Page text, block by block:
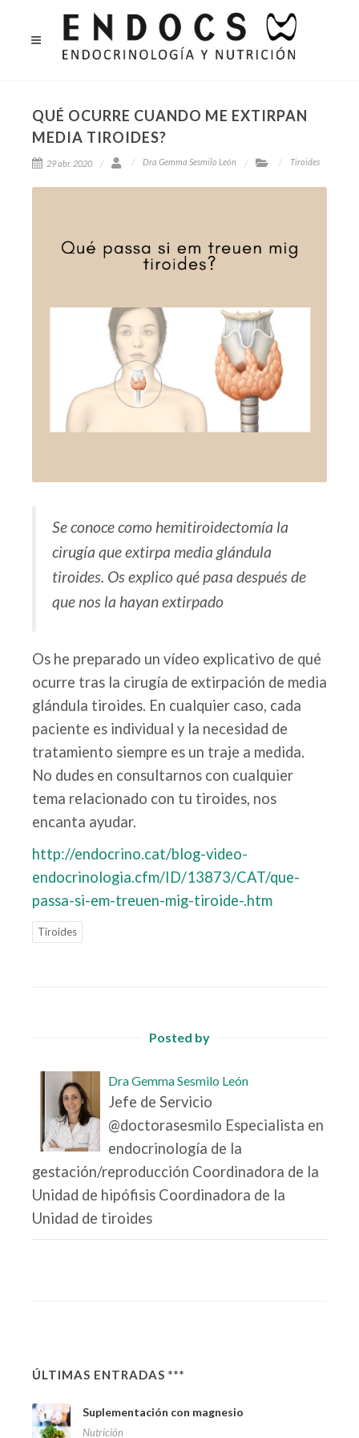
QUÉ OCURRE CUANDO ME EXTIRPAN
MEDIA TIROIDES?
29 abr. 2020 Dra Gemma Sesmilo León Tiroides
Se conoce como hemitiroidectomía la
cirugía que extirpa media glándula
tiroides. Os explico qué pasa después de
que nos la hayan extirpado
Os he preparado un vídeo explicativo de qué
ocurre tras la cirugía de extirpación de media
glándula tiroides. En cualquier caso, cada
paciente es individual y la necesidad de
tratamiento siempre es un traje a medida.
No dudes en consultarnos con cualquier
tema relacionado con tu tiroides, nos
encanta ayudar.
http://endocrino.cat/blog-video-
endocrinologia.cfm/ID/13873/CAT/que-
passa-si-em-treuen-mig-tiroide-.htm
Tiroides
Posted by
Dra Gemma Sesmilo León
Jefe de Servicio
@doctorasesmilo Especialista en
endocrinología de la
gestación/reproducción Coordinadora de la
Unidad de hipófisis Coordinadora de la
Unidad de tiroides
ÚLTIMAS ENTRADAS ***
Suplementación con magnesio
Nutrición